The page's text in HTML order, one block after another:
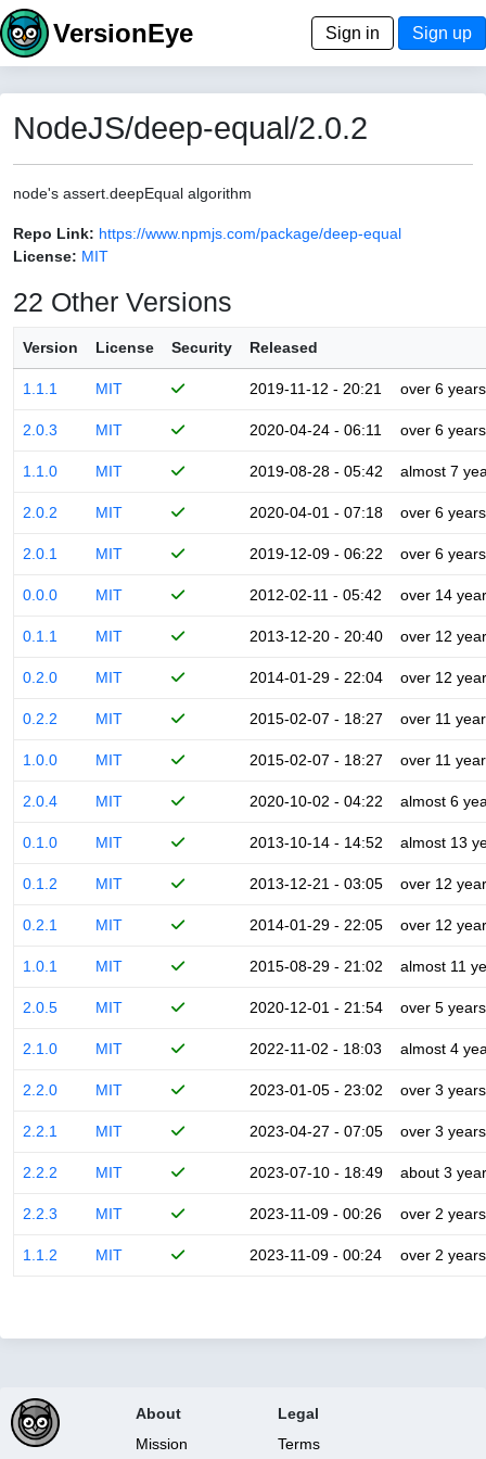
VersionEye Sign in Sign up
NodeJS/deep-equal/2.0.2
node's assert.deepEqual algorithm
Repo Link: https://www.npmjs.com/package/deep-equal
License: MIT
22 Other Versions
Version License Security Released
1.1.1 MIT 2019-11-12 - 20:21 over 6 years
2.0.3 MIT 2020-04-24 - 06:11 over 6 years
1.1.0 MIT 2019-08-28 - 05:42 almost 7
2.0.2 MIT 2020-04-01 - 07:18 over 6 years
2.0.1 MIT 2019-12-09 - 06:22 over 6 years
0.0.0 MIT 2012-02-11 - 05:42 over 14
0.1.1 MIT 2013-12-20 - 20:40 over 12
0.2.0 MIT 2014-01-29 - 22:04 over 12
0.2.2 MIT 2015-02-07 - 18:27 over 11
1.0.0 MIT 2015-02-07 - 18:27 over 11
2.0.4 MIT 2020-10-02 - 04:22 almost 6
0.1.0 MIT 2013-10-14 - 14:52 almost 13
0.1.2 MIT 2013-12-21 - 03:05 over 12
0.2.1 MIT 2014-01-29 - 22:05 over 12
1.0.1 MIT 2015-08-29 - 21:02 almost 11
2.0.5 MIT 2020-12-01 - 21:54 over 5 years
2.1.0 MIT 2022-11-02 - 18:03 almost 4
2.2.0 MIT 2023-01-05 - 23:02 over 3 years
2.2.1 MIT 2023-04-27 - 07:05 over 3 years
2.2.2 MIT 2023-07-10 - 18:49 about 3
2.2.3 MIT 2023-11-09 - 00:26 over 2 years
1.1.2 MIT 2023-11-09 - 00:24 over 2 years
About
Mission
Legal
Terms